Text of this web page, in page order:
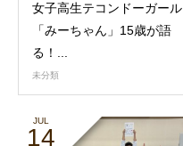
女子高生テコンドーガール
「みーちゃん」15歳が語
る！...
未分類
JUL
14